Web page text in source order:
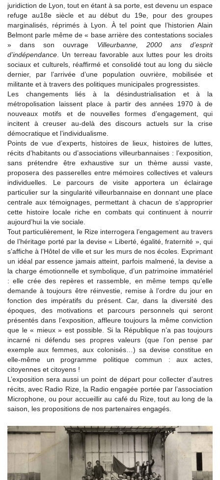
juridiction de Lyon, tout en étant à sa porte, est devenu un espace
refuge au18e siècle et au début du 19e, pour des groupes
marginalisés, réprimés à Lyon. À tel point que l’historien Alain
Belmont parle même de « base arrière des contestations sociales
» dans son ouvrage Villeurbanne, 2000 ans d’esprit
d’indépendance . Un terreau favorable aux luttes pour les droits
sociaux et culturels, réaffirmé et consolidé tout au long du siècle
dernier, par l’arrivée d’une population ouvrière, mobilisée et
militante et à travers des politiques municipales progressistes.
Les changements liés à la désindustrialisation et à la
métropolisation laissent place à partir des années 1970 à de
nouveaux motifs et de nouvelles formes d’engagement, qui
incitent à creuser au-delà des discours actuels sur la crise
démocratique et l’individualisme.
Points de vue d’experts, histoires de lieux, histoires de luttes,
récits d’habitants ou d’associations villeurbannaises : l’exposition,
sans prétendre être exhaustive sur un thème aussi vaste,
proposera des passerelles entre mémoires collectives et valeurs
individuelles. Le parcours de visite apportera un éclairage
particulier sur la singularité villeurbannaise en donnant une place
centrale aux témoignages, permettant à chacun de s’approprier
cette histoire locale riche en combats qui continuent à nourrir
aujourd’hui la vie sociale.
Tout particulièrement, le Rize interrogera l’engagement au travers
de l’héritage porté par la devise « Liberté, égalité, fraternité », qui
s’affiche à l’Hôtel de ville et sur les murs de nos écoles. Exprimant
un idéal par essence jamais atteint, parfois malmené, la devise a
la charge émotionnelle et symbolique, d’un patrimoine immatériel
: elle crée des repères et rassemble, en même temps qu’elle
demande à toujours être réinvestie, remise à l’ordre du jour en
fonction des impératifs du présent. Car, dans la diversité des
époques, des motivations et parcours personnels qui seront
présentés dans l’exposition, affleure toujours la même conviction
que le « mieux » est possible. Si la République n’a pas toujours
incarné ni défendu ses propres valeurs (que l’on pense par
exemple aux femmes, aux colonisés…) sa devise constitue en
elle-même un programme politique commun : aux actes,
citoyennes et citoyens !
L’exposition sera aussi un point de départ pour collecter d’autres
récits, avec Radio Rize, la Radio engagée portée par l’association
Microphone, ou pour accueillir au café du Rize, tout au long de la
saison, les propositions de nos partenaires engagés.